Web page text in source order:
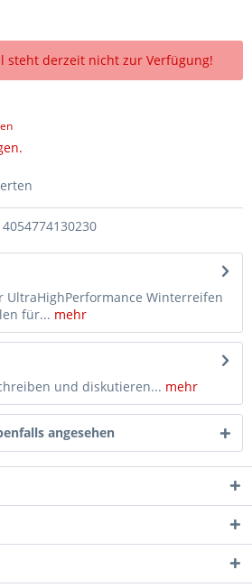
steht derzeit nicht zur Verfügung!
4054774130230
UltraHighPerformance Winterreifen
für... mehr
und diskutieren... mehr
angesehen